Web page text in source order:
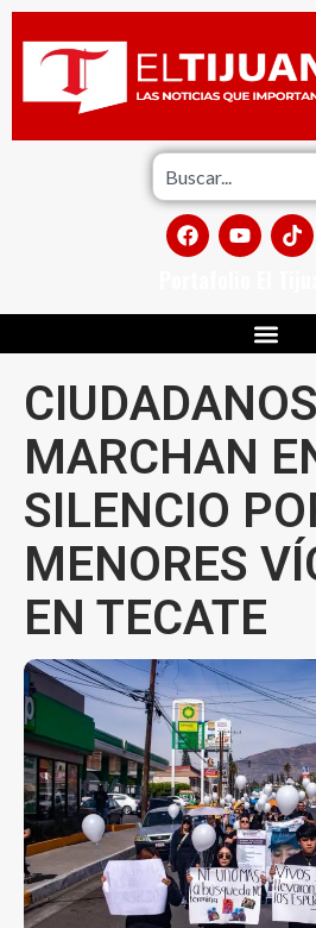
CIUDADANOS
MARCHAN
SILENCIO
MENORES
EN TECATE